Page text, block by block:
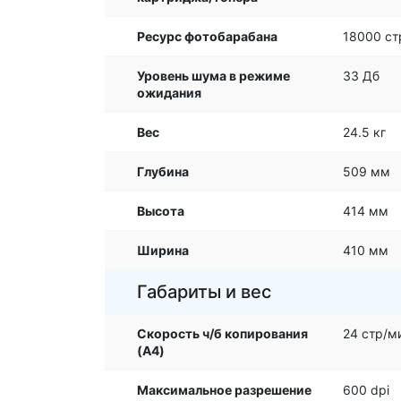
Ресурс фотобарабана 18000
Уровень шума в режиме
ожидания
33 Дб
Вес 24.5 кг
Глубина 509 мм
Высота 414 мм
Ширина 410 мм
Габариты и вес
Скорость ч/б копирования
(A4)
24 стр/
Максимальное разрешение
600 dpi